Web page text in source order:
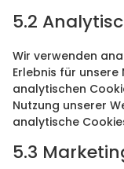
5.2
Wir verwenden
Erlebnis für unsere
analytischen
Nutzung unserer
analytische
5.3